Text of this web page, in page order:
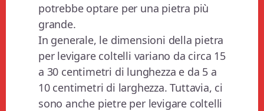
potrebbe optare per una pietra più
grande.
In generale, le dimensioni della pietra
per levigare coltelli variano da circa 15
a 30 centimetri di lunghezza e da 5 a
10 centimetri di larghezza. Tuttavia, ci
sono anche pietre per levigare coltelli